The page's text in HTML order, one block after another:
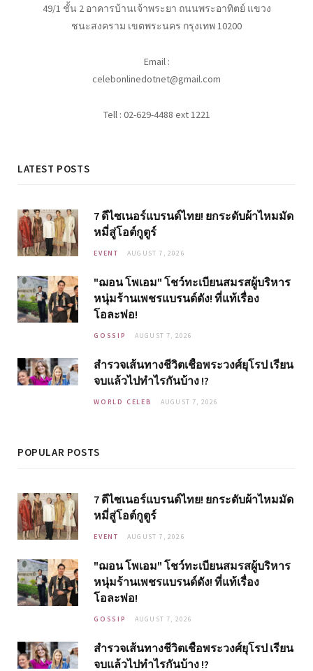
49/1 ชั้น 2 อาคารบ้านเจ้าพระยา ถนนพระอาทิตย์ แขวง
ชนะสงคราม เขตพระนคร กรุงเทพ 10200
Email :
celebonlinedotnet@gmail.com
Tell : 02-629-4488 ext 1221
LATEST POSTS
7 ดีไซเนอร์แบรนด์ไทย! ยกระดับผ้าไหมมัด
หมี่สู่โอต์กูตูร์
EVENT AUGUST 7, 2026
"ฌอน โพเอม" โชว์ทะเบียนสมรสผู้บริหาร
หนุ่มร้านเพชรแบรนด์ดัง! ที่แท้เรื่อง
โอละพ่อ!
GOSSIP AUGUST 7, 2026
สำรวจเส้นทางชีวิตเชื้อพระวงศ์ยุโรป เรียน
จบแล้วไปทำไรกันบ้าง !?
WORLD CELEB AUGUST 7, 2026
POPULAR POSTS
7 ดีไซเนอร์แบรนด์ไทย! ยกระดับผ้าไหมมัด
หมี่สู่โอต์กูตูร์
EVENT AUGUST 7, 2026
"ฌอน โพเอม" โชว์ทะเบียนสมรสผู้บริหาร
หนุ่มร้านเพชรแบรนด์ดัง! ที่แท้เรื่อง
โอละพ่อ!
GOSSIP AUGUST 7, 2026
สำรวจเส้นทางชีวิตเชื้อพระวงศ์ยุโรป เรียน
จบแล้วไปทำไรกันบ้าง !?